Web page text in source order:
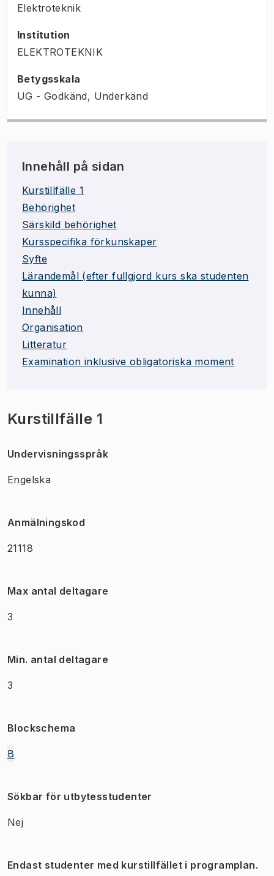
Elektroteknik
Institution
ELEKTROTEKNIK
Betygsskala
UG - Godkänd, Underkänd
Innehåll på sidan
Kurstillfälle 1
Behörighet
Särskild behörighet
Kursspecifika förkunskaper
Syfte
Lärandemål (efter fullgjord kurs ska studenten
kunna)
Innehåll
Organisation
Litteratur
Examination inklusive obligatoriska moment
Kurstillfälle 1
Undervisningsspråk
Engelska
Anmälningskod
21118
Max antal deltagare
3
Min. antal deltagare
3
Blockschema
B
Sökbar för utbytesstudenter
Nej
Endast studenter med kurstillfället i programplan.